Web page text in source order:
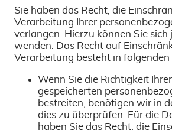
Sie haben das Recht, die
Verarbeitung Ihrer
verlangen. Hierzu können Sie sich
wenden. Das Recht auf
Verarbeitung besteht in folgenden
Wenn Sie die Richtigkeit
gespeicherten
bestreiten, benötigen wir in
dies zu überprüfen. Für die
haben Sie das Recht, die